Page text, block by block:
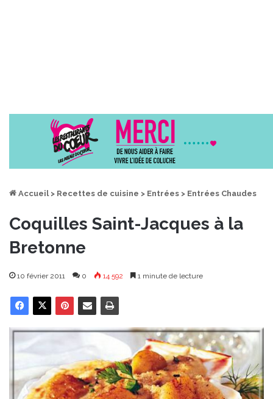
Accueil > Recettes de cuisine > Entrées > Entrées Chaudes
Coquilles Saint-Jacques à la
Bretonne
10 février 2011 0 14 592 1 minute de lecture